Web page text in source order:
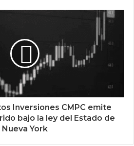
Inversiones CMPC emite
bajo la ley del Estado de
Nueva York